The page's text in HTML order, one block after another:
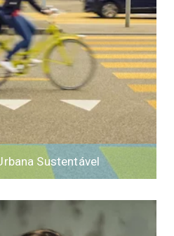
Sustentável